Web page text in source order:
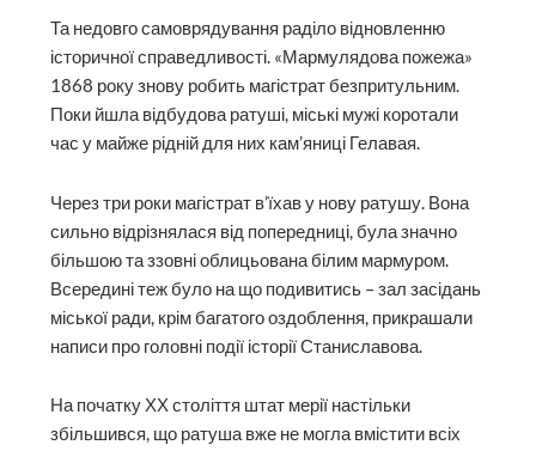
Та недовго самоврядування раділо відновленню
історичної справедливості. «Мармулядова пожежа»
1868 року знову робить магістрат безпритульним.
Поки йшла відбудова ратуші, міські мужі коротали
час у майже рідній для них кам’яниці Гелавая.
Через три роки магістрат в’їхав у нову ратушу. Вона
сильно відрізнялася від попередниці, була значно
більшою та ззовні облицьована білим мармуром.
Всередині теж було на що подивитись – зал засідань
міської ради, крім багатого оздоблення, прикрашали
написи про головні події історії Станиславова.
На початку ХХ століття штат мерії настільки
збільшився, що ратуша вже не могла вмістити всіх